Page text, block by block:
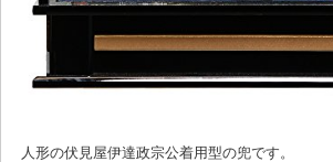
人形の伏見屋伊達政宗公着用型の兜です。